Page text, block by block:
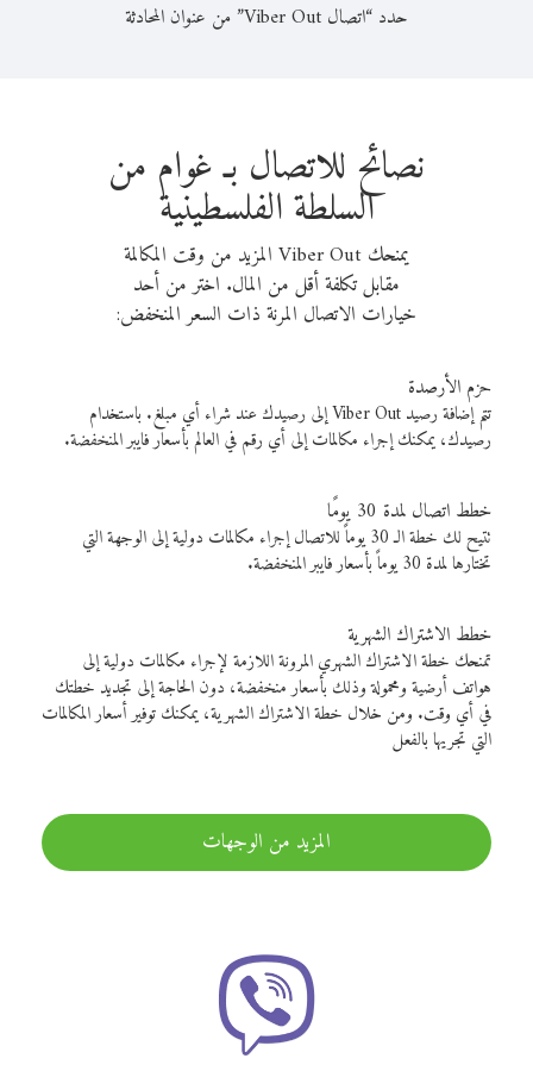
حدد “اتصال Viber Out” من عنوان المحادثة
نصائح للاتصال بـ غوام من
السلطة الفلسطينية
يمنحك Viber Out المزيد من وقت المكالمة
مقابل تكلفة أقل من المال. اختر من أحد
خيارات الاتصال المرنة ذات السعر المنخفض:
حزم الأرصدة
تتم إضافة رصيد Viber Out إلى رصيدك عند شراء أي مبلغ. باستخدام
رصيدك، يمكنك إجراء مكالمات إلى أي رقم في العالم بأسعار فايبر المنخفضة.
خطط اتصال لمدة 30 يومًا
تتيح لك خطة الـ 30 يوماً للاتصال إجراء مكالمات دولية إلى الوجهة التي
تختارها لمدة 30 يوماً بأسعار فايبر المنخفضة.
خطط الاشتراك الشهرية
تمنحك خطة الاشتراك الشهري المرونة اللازمة لإجراء مكالمات دولية إلى
هواتف أرضية ومحمولة وذلك بأسعار منخفضة، دون الحاجة إلى تجديد خطتك
في أي وقت. ومن خلال خطة الاشتراك الشهرية، يمكنك توفير أسعار المكالمات
التي تجريها بالفعل
المزيد من الوجهات